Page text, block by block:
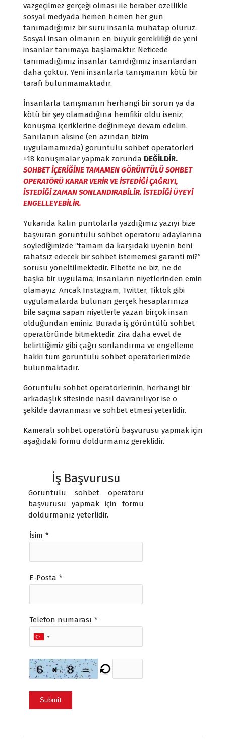
vazgeçilmez gerçeği olması ile beraber özellikle
sosyal medyada hemen hemen her gün
tanımadığımız bir sürü insanla muhatap oluruz.
Sosyal insan olmanın en büyük gerekliliği de yeni
insanlar tanımaya başlamaktır. Neticede
tanımadığımız insanlar tanıdığımız insanlardan
daha çoktur. Yeni insanlarla tanışmanın kötü bir
tarafı bulunmamaktadır.
İnsanlarla tanışmanın herhangi bir sorun ya da
kötü bir şey olamadığına hemfikir oldu iseniz;
konuşma içeriklerine değinmeye devam edelim.
Sanılanın aksine (en azından bizim
uygulamamızda) görüntülü sohbet operatörleri
+18 konuşmalar yapmak zorunda DEĞİLDİR.
SOHBET İÇERİĞİNE TAMAMEN GÖRÜNTÜLÜ SOHBET
OPERATÖRÜ KARAR VERİR VE İSTEDİĞİ ÇAĞRIYI,
İSTEDİĞİ ZAMAN SONLANDIRABİLİR. İSTEDİĞİ ÜYEYİ
ENGELLEYEBİLİR.
Yukarıda kalın puntolarla yazdığımız yazıyı bize
başvuran görüntülü sohbet operatörü adaylarına
söylediğimizde “tamam da karşıdaki üyenin beni
rahatsız edecek bir sohbet istememesi garanti mi?”
sorusu yöneltilmektedir. Elbette ne biz, ne de
başka bir uygulama; insanların niyetlerinden emin
olamayız. Ancak Instagram, Twitter, Tiktok gibi
uygulamalarda bulunan gerçek hesaplarınıza
bile saçma sapan niyetlerle yazan birçok insan
olduğundan eminiz. Burada iş görüntülü sohbet
operatöründe bitmektedir. Zira daha evvel de
belirttiğimiz gibi çağrı sonlandırma ve engelleme
hakkı tüm görüntülü sohbet operatörlerimizde
bulunmaktadır.
Görüntülü sohbet operatörlerinin, herhangi bir
arkadaşlık sitesinde nasıl davranılıyor ise o
şekilde davranması ve sohbet etmesi yeterlidir.
Kameralı sohbet operatörü başvurusu yapmak için
aşağıdaki formu doldurmanız gereklidir.
İş Başvurusu
Görüntülü sohbet operatörü
başvurusu yapmak için formu
doldurmanız yeterlidir.
İsim *
E-Posta *
Telefon numarası *
Submit